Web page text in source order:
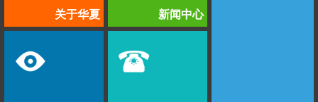
关于华夏 新闻中心